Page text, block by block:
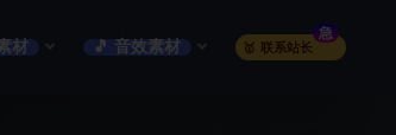
材 🎵 音效素材 🥇 联系站长
急